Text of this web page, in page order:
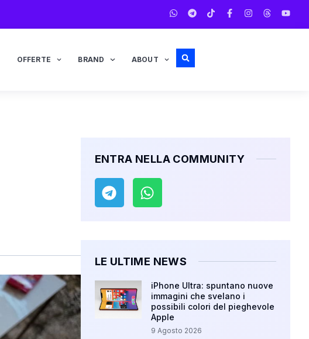
OFFERTE BRAND ABOUT
ENTRA NELLA COMMUNITY
LE ULTIME NEWS
iPhone Ultra: spuntano nuove
immagini che svelano i
possibili colori del pieghevole
Apple
9 Agosto 2026